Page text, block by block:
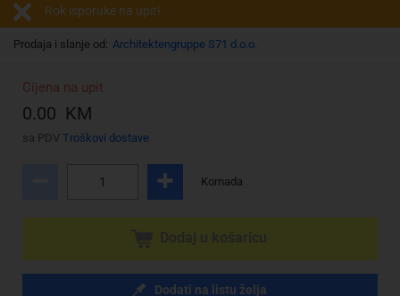
Rok isporuke na upit!
Prodaja i slanje od: Architektengruppe S71 d.o.o.
Cijena na upit
0.00 KM
sa PDV Troškovi dostave
Komada
Dodati na listu želja